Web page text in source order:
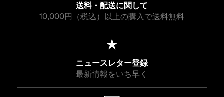
送料・配送に関して
10,000円（税込）以上の購入で送料無料
ニュースレター登録
最新情報をいち早く